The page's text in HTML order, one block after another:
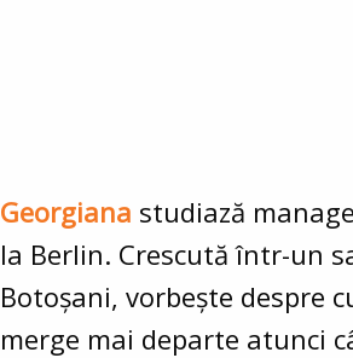
Georgiana studiază
la Berlin. Crescută într-un
Botoșani, vorbește despre
merge mai departe atunci